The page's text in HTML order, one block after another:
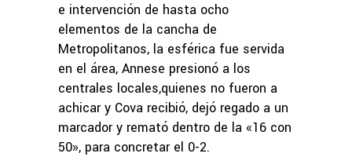
e intervención de hasta ocho
elementos de la cancha de
Metropolitanos, la esférica fue servida
en el área, Annese presionó a los
centrales locales,quienes no fueron a
achicar y Cova recibió, dejó regado a un
marcador y remató dentro de la «16 con
50», para concretar el 0-2.